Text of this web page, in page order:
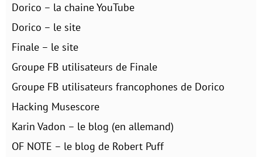
Dorico – la chaine YouTube
Dorico – le site
Finale – le site
Groupe FB utilisateurs de Finale
Groupe FB utilisateurs francophones de Dorico
Hacking Musescore
Karin Vadon – le blog (en allemand)
OF NOTE – le blog de Robert Puff